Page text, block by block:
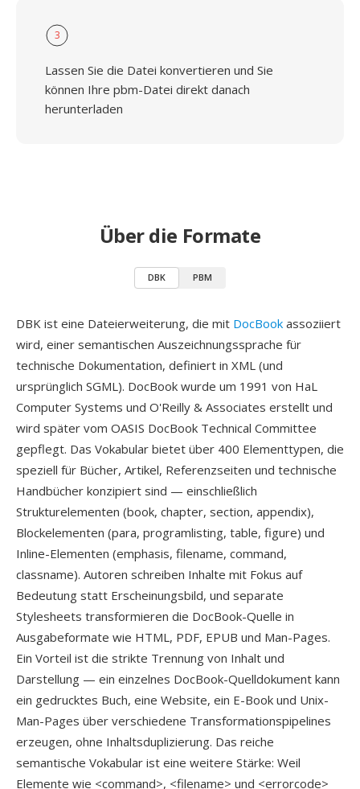
3
Lassen Sie die Datei konvertieren und Sie
können Ihre pbm-Datei direkt danach
herunterladen
Über die Formate
DBK PBM
DBK ist eine Dateierweiterung, die mit DocBook assoziiert
wird, einer semantischen Auszeichnungssprache für
technische Dokumentation, definiert in XML (und
ursprünglich SGML). DocBook wurde um 1991 von HaL
Computer Systems und O'Reilly & Associates erstellt und
wird später vom OASIS DocBook Technical Committee
gepflegt. Das Vokabular bietet über 400 Elementtypen, die
speziell für Bücher, Artikel, Referenzseiten und technische
Handbücher konzipiert sind — einschließlich
Strukturelementen (book, chapter, section, appendix),
Blockelementen (para, programlisting, table, figure) und
Inline-Elementen (emphasis, filename, command,
classname). Autoren schreiben Inhalte mit Fokus auf
Bedeutung statt Erscheinungsbild, und separate
Stylesheets transformieren die DocBook-Quelle in
Ausgabeformate wie HTML, PDF, EPUB und Man-Pages.
Ein Vorteil ist die strikte Trennung von Inhalt und
Darstellung — ein einzelnes DocBook-Quelldokument kann
ein gedrucktes Buch, eine Website, ein E-Book und Unix-
Man-Pages über verschiedene Transformationspipelines
erzeugen, ohne Inhaltsduplizierung. Das reiche
semantische Vokabular ist eine weitere Stärke: Weil
Elemente wie <command>, <filename> und <errorcode>